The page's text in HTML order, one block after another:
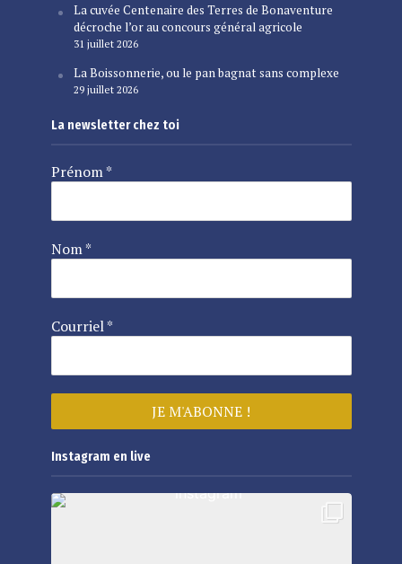
La cuvée Centenaire des Terres de Bonaventure
décroche l’or au concours général agricole
31 juillet 2026
La Boissonnerie, ou le pan bagnat sans complexe
29 juillet 2026
La newsletter chez toi
Prénom*
Nom*
Courriel*
Instagram en live